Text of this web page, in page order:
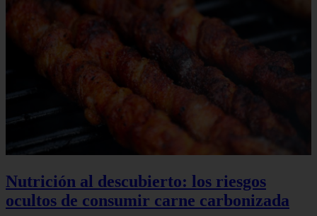
Nutrición al descubierto: los riesgos
ocultos de consumir carne carbonizada